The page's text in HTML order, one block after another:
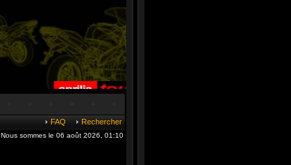
FAQ Rechercher
Nous sommes le 06 août 2026, 01:10